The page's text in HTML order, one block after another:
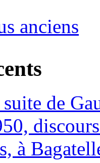
anciens
suite de
à